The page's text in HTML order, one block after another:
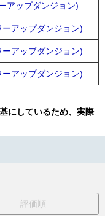
アップダンジョン)
アップダンジョン)
アップダンジョン)
アップダンジョン)
にしているため、実際
評価順